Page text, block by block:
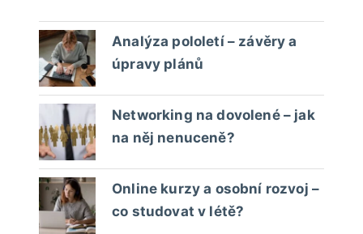
Analýza pololetí – závěry a
úpravy plánů
Networking na dovolené – jak
na něj nenuceně?
Online kurzy a osobní rozvoj –
co studovat v létě?